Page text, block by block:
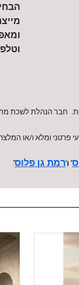
חבר הנהלת לשכת
פרטני ומלא ו/או
' ו'רמת גן פלוס'